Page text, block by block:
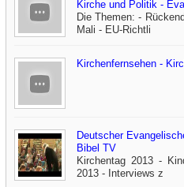
Kirche und Politik -
Die Themen: -
Mali - EU-Richtli
Kirchenfernsehen -
Deutscher
Bibel TV
Kirchentag 2013 - Kinder
2013 - Interviews z